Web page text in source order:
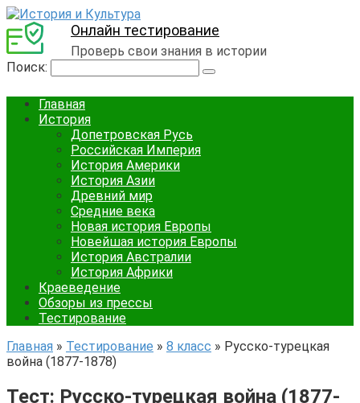
Онлайн тестирование
Проверь свои знания в истории
Поиск:
Главная
История
Допетровская Русь
Российская Империя
История Америки
История Азии
Древний мир
Средние века
Новая история Европы
Новейшая история Европы
История Австралии
История Африки
Краеведение
Обзоры из прессы
Тестирование
Главная » Тестирование » 8 класс » Русско-турецкая
война (1877-1878)
Тест: Русско-турецкая война (1877-